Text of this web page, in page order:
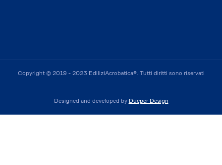
Copyright © 2019 - 2023 EdiliziAcrobatica®. Tutti diritti sono riservati
Designed and developed by Dueper Design